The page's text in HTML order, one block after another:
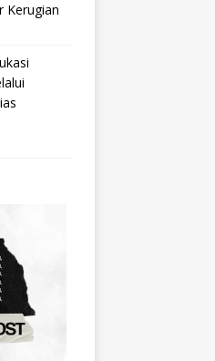
Kerugian